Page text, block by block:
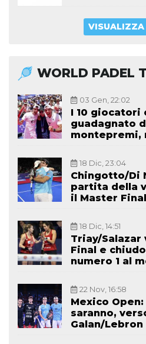
WORLD PADEL
03 Gen, 22:02
I 10 giocatori
guadagnato
montepremi,
18 Dic, 23:04
Chingotto/Di
partita della
il Master
18 Dic, 14:51
Triay/Salazar
Final e
numero 1 al
22 Nov, 16:58
Mexico
saranno,
Galan/Lebron